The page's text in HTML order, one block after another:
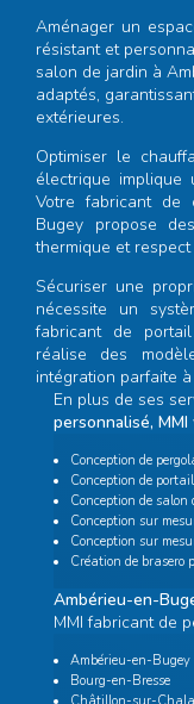
Aménager un
résistant et
salon de jardin à
adaptés,
extérieures.
Optimiser le
électrique implique
Votrefabricant de
Bugey propose
thermique et respect
Sécuriser une
nécessite un
fabricant de
réalise des
intégration parfaite
En plus de ses
personnalisé, MMI
Conception de
Conception de
Conception de
Conception sur
Conception sur
Création de brasero
Ambérieu-en-
MMI fabricant de
Ambérieu-en-Bugey
Bourg-en-Bresse